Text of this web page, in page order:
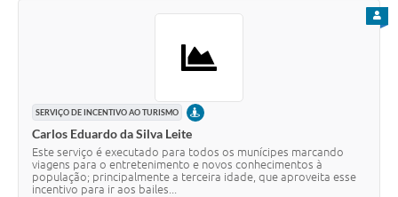
SERVIÇO DE INCENTIVO AO TURISMO PRESENCIAL
Carlos Eduardo da Silva Leite
Este serviço é executado para todos os munícipes marcando
viagens para o entretenimento e novos conhecimentos à
população; principalmente a terceira idade, que aproveita esse
incentivo para ir aos bailes...